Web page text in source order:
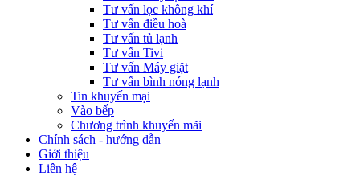
Tư vấn lọc không khí
Tư vấn điều hoà
Tư vấn tủ lạnh
Tư vấn Tivi
Tư vấn Máy giặt
Tư vấn bình nóng lạnh
Tin khuyến mại
Vào bếp
Chương trình khuyến mãi
Chính sách - hướng dẫn
Giới thiệu
Liên hệ